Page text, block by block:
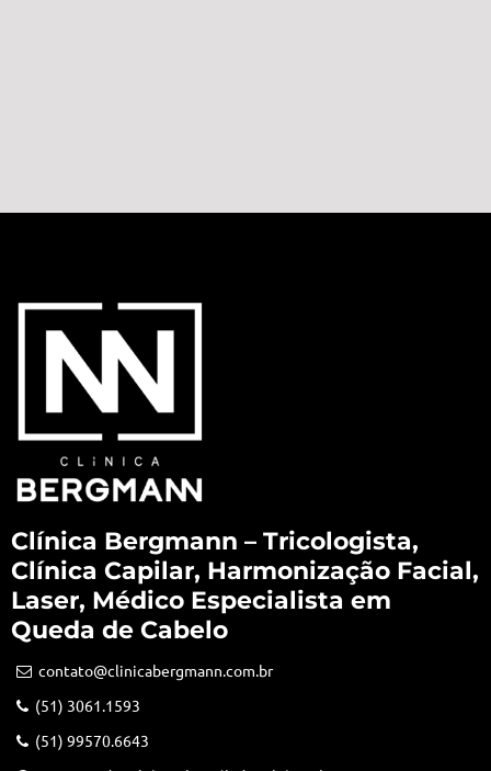
Clínica Bergmann – Tricologista,
Clínica Capilar, Harmonização Facial,
Laser, Médico Especialista em
Queda de Cabelo
contato@clinicabergmann.com.br
(51) 3061.1593
(51) 99570.6643